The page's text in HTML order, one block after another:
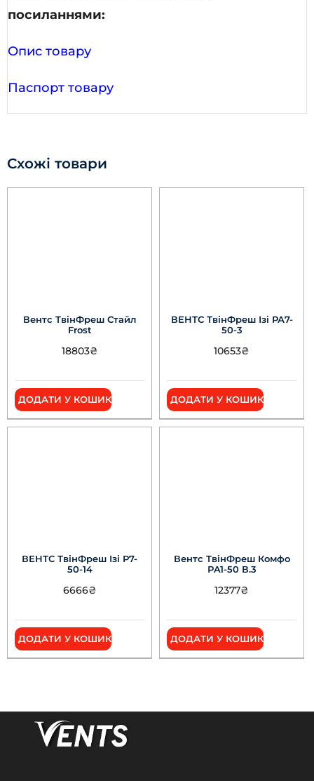
посиланнями:
Опис товару
Паспорт товару
Схожі товари
Вентс ТвінФреш Стайл
Frost
18803₴
ДОДАТИ У КОШИК
ВЕНТС ТвінФреш Ізі РА7-
50-3
10653₴
ДОДАТИ У КОШИК
ВЕНТС ТвінФреш Ізі Р7-
50-14
6666₴
ДОДАТИ У КОШИК
Вентс ТвінФреш Комфо
РA1-50 В.3
12377₴
ДОДАТИ У КОШИК